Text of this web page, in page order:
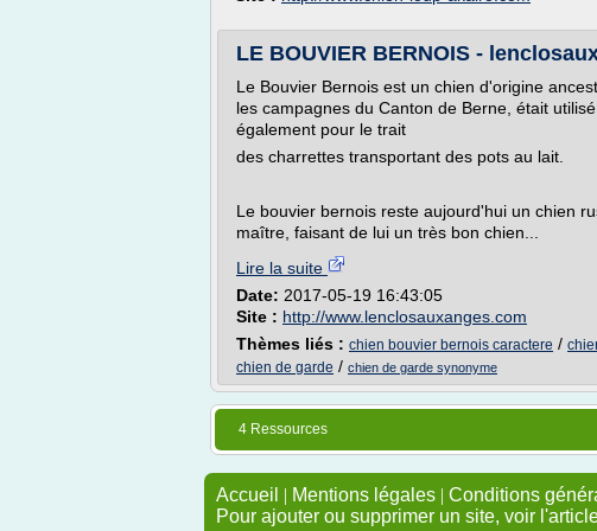
LE BOUVIER BERNOIS -
Le Bouvier Bernois est un chien d'origine
les campagnes du Canton de Berne, était
également pour le trait
des charrettes transportant des pots au lait.
Le bouvier bernois reste aujourd'hui un chien
maître, faisant de lui un très bon chien...
Lire la suite
Date: 2017-05-19 16:43:05
Site : http://www.lenclosauxanges.com
Thèmes liés : chien bouvier bernois caractere /
chien de garde / chien de garde synonyme
4 Ressources
Accueil | Mentions légales | Conditions
Pour ajouter ou supprimer un site, voir